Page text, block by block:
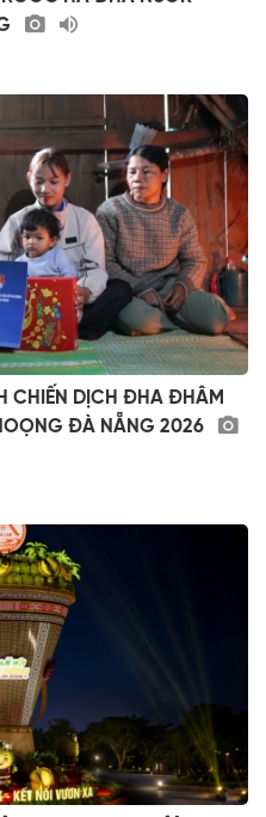
CHIẾN DỊCH ĐHA ĐHÂM
ĐÀ NẴNG 2026